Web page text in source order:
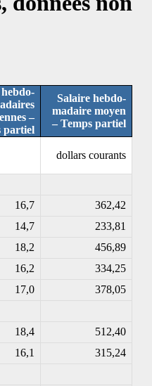
–
partiel
Salaire hebdo-
madaire moyen
– Temps partiel
dollars courants
16,7
362,42
14,7
233,81
18,2
456,89
16,2
334,25
17,0
378,05
18,4
512,40
16,1
315,24